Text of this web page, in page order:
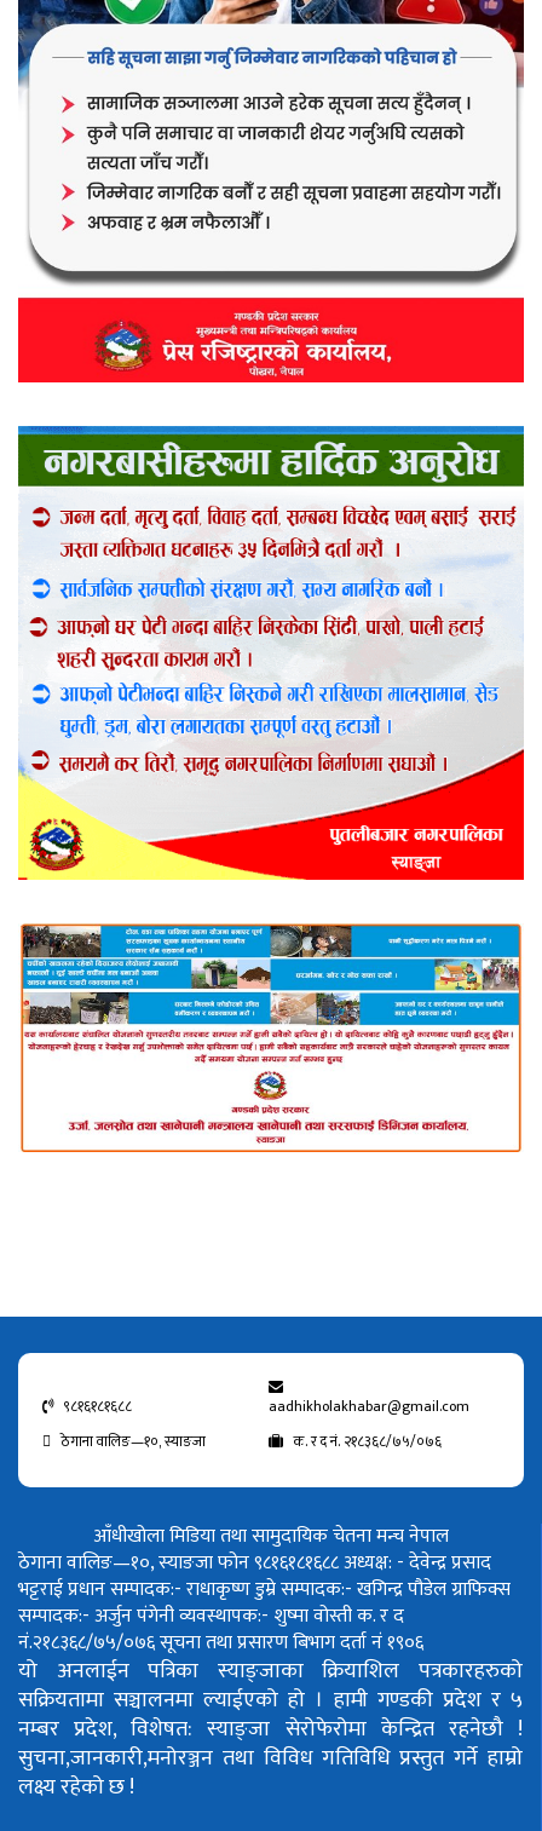
९८१६१८१६८८
aadhikholakhabar@gmail.com
ठेगाना वालिङ—१०, स्याङजा
क. र द नं. २१८३६८/७५/०७६
आँधीखोला मिडिया तथा सामुदायिक चेतना मन्च नेपाल
ठेगाना वालिङ—१०, स्याङजा फोन ९८१६१८१६८८अध्यक्ष: - देवेन्द्र प्रसाद
भट्टराईप्रधान सम्पादक:- राधाकृष्ण डुम्रेसम्पादक:- खगिन्द्र पौडेलग्राफिक्स
सम्पादक:- अर्जुन पंगेनीव्यवस्थापक:- शुष्मा वोस्तीक. र द
नं.२१८३६८/७५/०७६सूचना तथा प्रसारण बिभाग दर्ता नं १९०६
यो अनलाईन पत्रिका स्याङ्जाका क्रियाशिल पत्रकारहरुको
सक्रियतामा सञ्चालनमा ल्याईएको हो । हामी गण्डकी प्रदेश र ५
नम्बर प्रदेश, विशेषत: स्याङ्जा सेरोफेरोमा केन्द्रित रहनेछौ !
सुचना,जानकारी,मनोरञ्जन तथा विविध गतिविधि प्रस्तुत गर्ने हाम्रो
लक्ष्य रहेको छ !